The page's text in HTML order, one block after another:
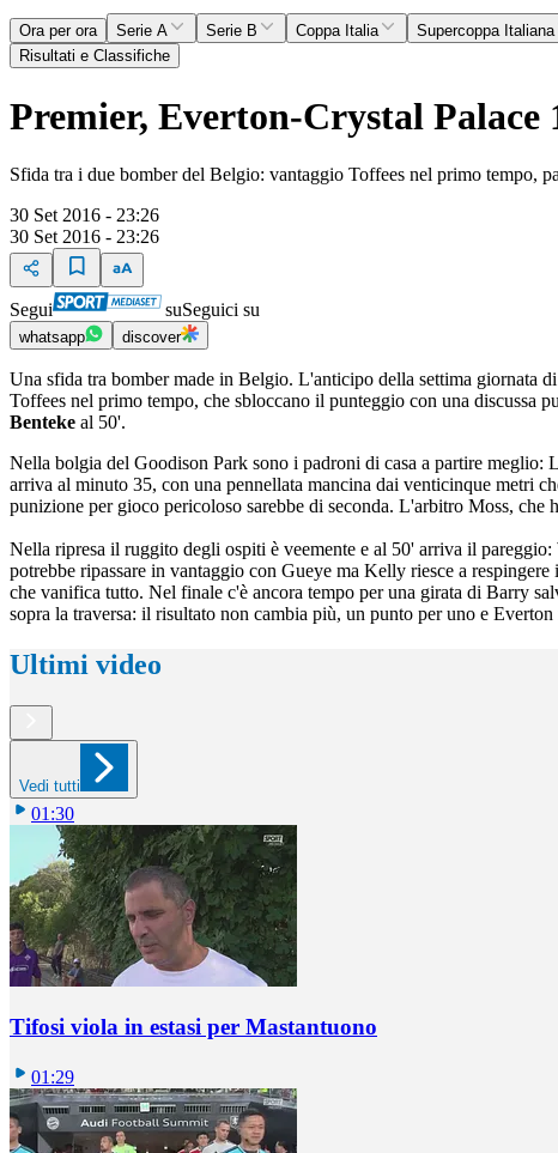
Ora per ora Serie A Serie B Coppa Italia Supercoppa Italiana
Risultati e Classifiche
Premier, Everton-Crystal Palace
Sfida tra i due bomber del Belgio: vantaggio Toffees nel primo tempo,
30 Set 2016 - 23:26
30 Set 2016 - 23:26
Segui suSeguici su
whatsapp discover
Una sfida tra bomber made in Belgio. L'anticipo della settima giornata
Toffees nel primo tempo, che sbloccano il punteggio con una discussa
Benteke al 50'.
Nella bolgia del Goodison Park sono i padroni di casa a partire
arriva al minuto 35, con una pennellata mancina dai venticinque metri
punizione per gioco pericoloso sarebbe di seconda. L'arbitro Moss,
Nella ripresa il ruggito degli ospiti è veemente e al 50' arriva il
potrebbe ripassare in vantaggio con Gueye ma Kelly riesce a
che vanifica tutto. Nel finale c'è ancora tempo per una girata di Barry
sopra la traversa: il risultato non cambia più, un punto per uno e
Ultimi video
Vedi tutti
01:30
Tifosi viola in estasi per Mastantuono
01:29